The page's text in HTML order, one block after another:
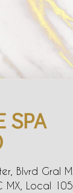
SPA
Blvrd Gral M.
MX, Local 105,